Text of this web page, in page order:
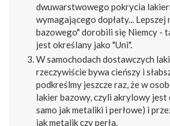
dwuwarstwowego pokrycia
wymagającego dopłaty... Lepszej
bazowego" dorobili się Niemcy -
jest określany jako "Uni".
W samochodach dostawczych
rzeczywiście bywa cieńszy i
podkreślmy jeszcze raz, że w
lakier bazowy, czyli akrylowy
samo jak metaliki i perłowe) i
jak metalik czy perła.